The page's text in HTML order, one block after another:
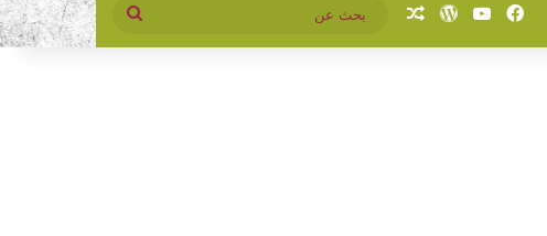
فيسبوك‫YouTube
‫WordPress
مقال عشوائي
بحث
عن